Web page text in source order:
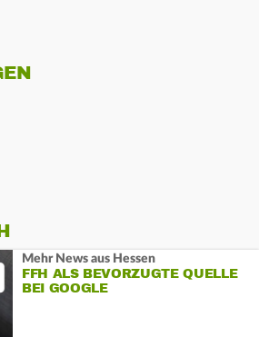
Mehr News aus Hessen
FFH ALS BEVORZUGTE QUELLE
BEI GOOGLE